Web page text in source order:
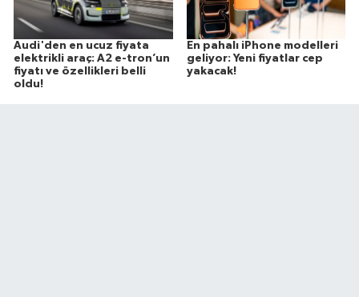
Audi'den en ucuz fiyata
elektrikli araç: A2 e-tron’un
fiyatı ve özellikleri belli
oldu!
En pahalı iPhone modelleri
geliyor: Yeni fiyatlar cep
yakacak!